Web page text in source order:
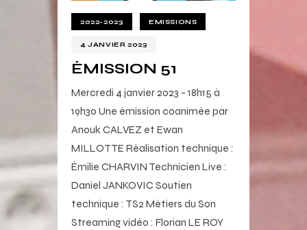
2022-2023 EMISSIONS
4 JANVIER 2023
ÉMISSION 51
Mercredi 4 janvier 2023 - 18h15 à
19h30 Une émission coanimée par
Anouk CALVEZ et Ewan
MILLOTTE Réalisation technique :
Émilie CHARVIN Technicien Live :
Daniel JANKOVIC Soutien
technique : TS2 Métiers du Son
Streaming vidéo : Florian LE ROY